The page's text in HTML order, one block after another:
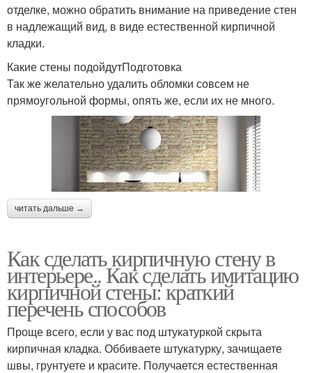
отделке, можно обратить внимание на приведение стен
в надлежащий вид, в виде естественной кирпичной
кладки.
Какие стены подойдутПодготовка
Так же желательно удалить обломки совсем не
прямоугольной формы, опять же, если их не много.
читать дальше →
Как сделать кирпичную стену в
интерьере.. Как сделать имитацию
кирпичной стены: краткий
перечень способов
Проще всего, если у вас под штукатуркой скрыта
кирпичная кладка. Оббиваете штукатурку, зачищаете
швы, грунтуете и красите. Получается естественная